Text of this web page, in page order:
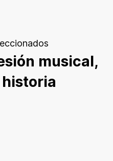
musical,